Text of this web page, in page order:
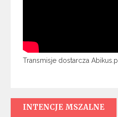
Transmisje dostarcza Abikus.pl
INTENCJE MSZALNE